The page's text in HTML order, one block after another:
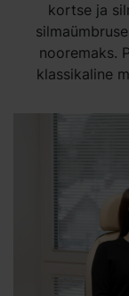
kortse ja
nooremaks.
klassikaline